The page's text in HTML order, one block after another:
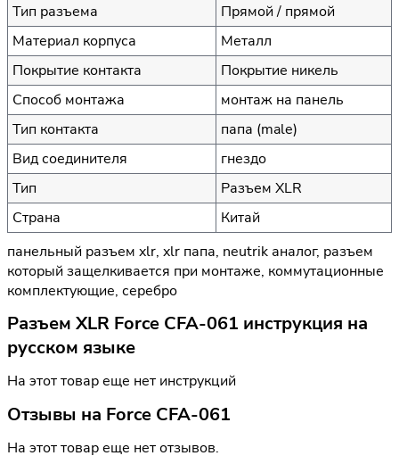
Тип разъема
Прямой / прямой
Материал корпуса
Металл
Покрытие контакта
Покрытие никель
Способ монтажа
монтаж на панель
Тип контакта
папа (male)
Вид соединителя
гнездо
Тип
Разъем XLR
Страна
Китай
панельный разъем xlr, xlr папа, neutrik аналог, разъем
который защелкивается при монтаже, коммутационные
комплектующие, серебро
Разъем XLR Force CFA-061 инструкция на
русском языке
На этот товар еще нет инструкций
Отзывы на Force CFA-061
На этот товар еще нет отзывов.